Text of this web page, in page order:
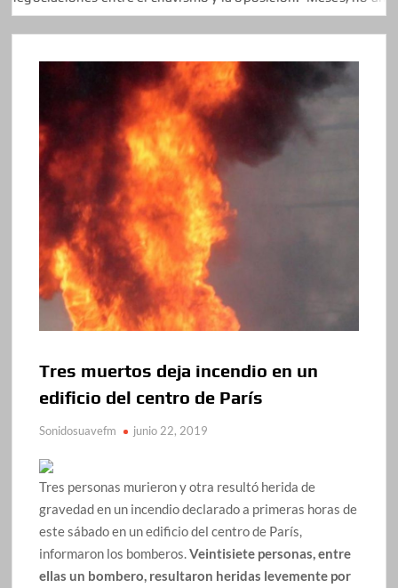
Tres muertos deja incendio en un
edificio del centro de París
Sonidosuavefm junio 22, 2019
Tres personas murieron y otra resultó herida de
gravedad en un incendio declarado a primeras horas de
este sábado en un edificio del centro de París,
informaron los bomberos.Veintisiete personas, entre
ellas un bombero, resultaron heridas levemente por